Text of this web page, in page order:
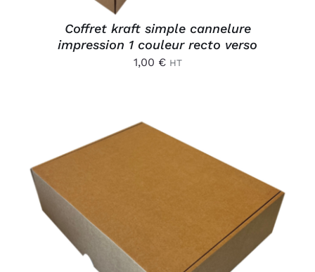
Coffret kraft simple cannelure
impression 1 couleur recto verso
1,00 € HT
DÉTAILS